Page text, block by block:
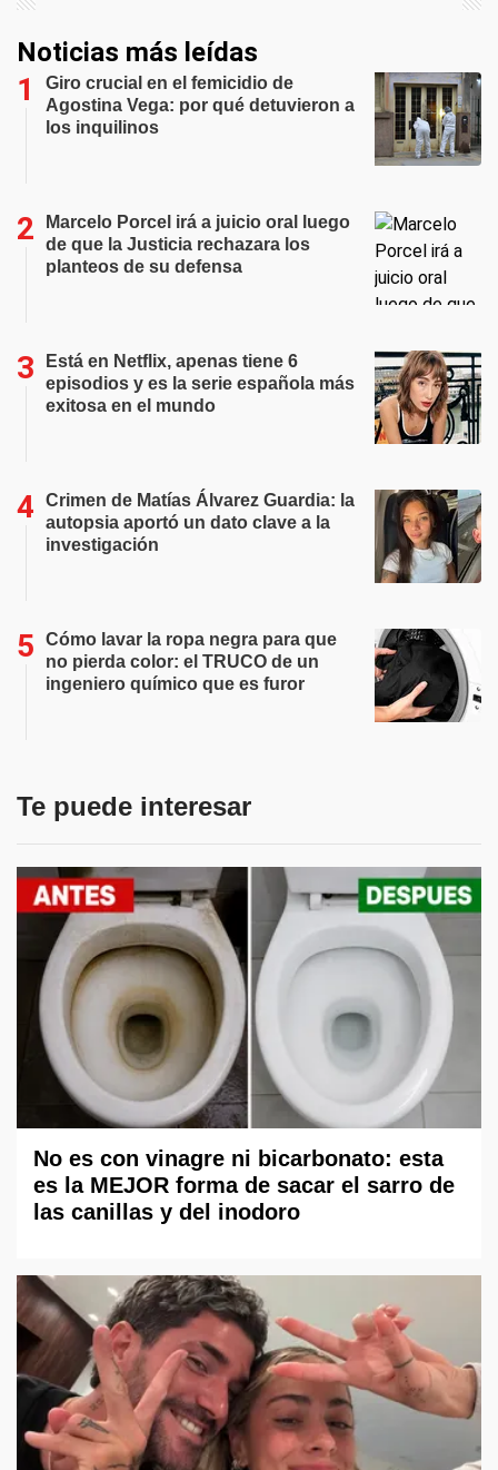
Noticias más leídas
Giro crucial en el femicidio de
Agostina Vega: por qué detuvieron a
los inquilinos
Marcelo Porcel irá a juicio oral luego
de que la Justicia rechazara los
planteos de su defensa
Está en Netflix, apenas tiene 6
episodios y es la serie española más
exitosa en el mundo
Crimen de Matías Álvarez Guardia: la
autopsia aportó un dato clave a la
investigación
Cómo lavar la ropa negra para que
no pierda color: el TRUCO de un
ingeniero químico que es furor
Te puede interesar
No es con vinagre ni bicarbonato: esta
es la MEJOR forma de sacar el sarro de
las canillas y del inodoro